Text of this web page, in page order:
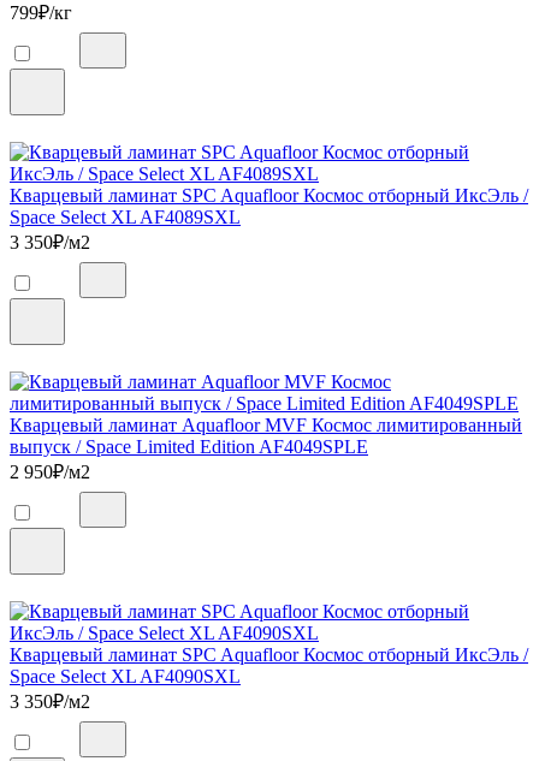
799₽/кг
Кварцевый ламинат SPC Aquafloor Космос отборный ИксЭль /
Space Select XL AF4089SXL
3 350₽/м2
Кварцевый ламинат Aquafloor MVF Космос лимитированный
выпуск / Space Limited Edition AF4049SPLE
2 950₽/м2
Кварцевый ламинат SPC Aquafloor Космос отборный ИксЭль /
Space Select XL AF4090SXL
3 350₽/м2